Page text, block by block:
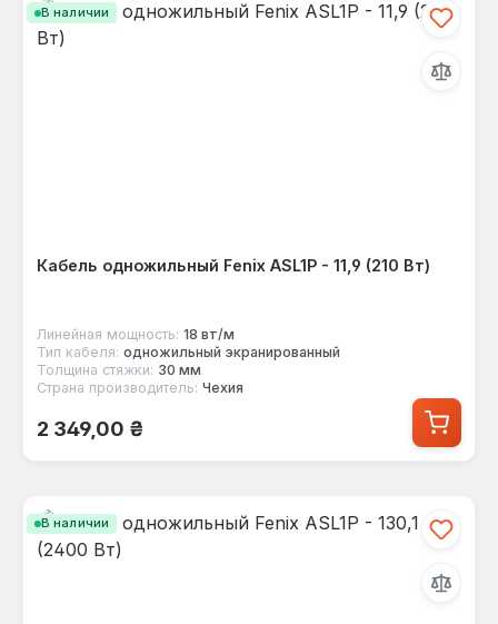
В наличии
Кабель одножильный Fenix ASL1P - 11,9 (210 Вт)
Линейная мощность: 18 вт/м
Тип кабеля: одножильный экранированный
Толщина стяжки: 30 мм
Страна производитель: Чехия
Обычная цена:
2 349,00 ₴
В наличии